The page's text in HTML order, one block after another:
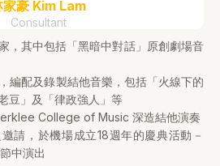
家豪 Kim Lam
Consultant
，其中包括「黑暗中對話」原創劇場音
編配及錄製結他音樂，包括「火線下的
豆」及「律政強人」等
College of Music 深造結他演奏
請，於機場成立18週年的慶典活動－
中演出